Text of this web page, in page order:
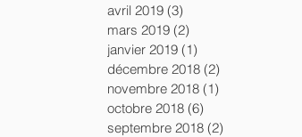
avril 2019 (3)
mars 2019 (2)
janvier 2019 (1)
décembre 2018 (2)
novembre 2018 (1)
octobre 2018 (6)
septembre 2018 (2)